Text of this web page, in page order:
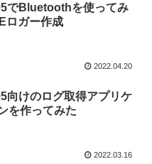
でBluetoothを使ってみ
ロガー作成
2022.04.20
向けのログ取得アプリケ
を作ってみた
2022.03.16